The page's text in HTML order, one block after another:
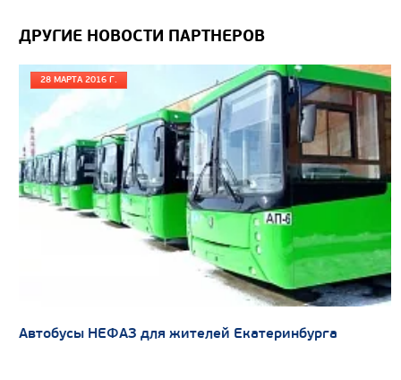
Направление разгрузки
Колесная формула
Узнать цену
САМОСВАЛ КАМАЗ-65802
ДРУГИЕ НОВОСТИ ПАРТНЕРОВ
28 МАРТА 2016 Г.
Автобусы НЕФАЗ для жителей Екатеринбурга